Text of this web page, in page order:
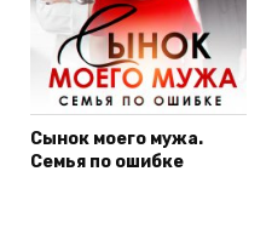
Сынок моего мужа.
Семья по ошибке